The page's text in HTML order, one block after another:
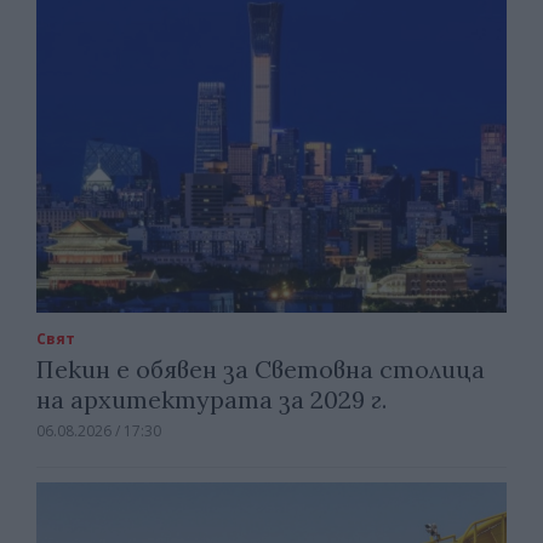
Свят
Пекин е обявен за Световна столица
на архитектурата за 2029 г.
06.08.2026 / 17:30